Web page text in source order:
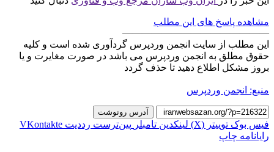
مشاهده پاسخ های این مطلب
———————————————
این مطلب از سایت انجمن وردپرس گردآوری شده است و کلیه
حقوق مطلق به انجمن وردپرس می باشد در صورت مغایرت و یا
بروز مشکل اطلاع دهید تا حذف گردد
منبع: انجمن وردپرس
آدرس رونوشت
فیس بوک توییتر (X) لینکدین ‫تامبلر ‫پین‌ترست ‫رددیت ‫VKontakte
رایانامه چاپ